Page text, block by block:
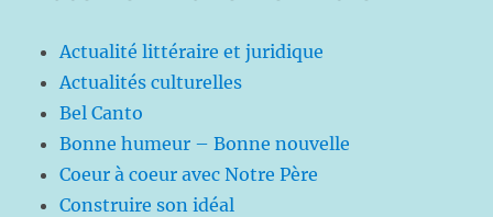
Actualité littéraire et juridique
Actualités culturelles
Bel Canto
Bonne humeur – Bonne nouvelle
Coeur à coeur avec Notre Père
Construire son idéal